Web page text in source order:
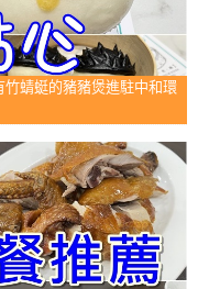
蜻蜓的豬豬煲進駐中和環